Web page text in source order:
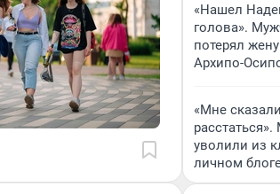
«Нашел
голова».
потерял
Архипо-
«Мне
уволили из
личном